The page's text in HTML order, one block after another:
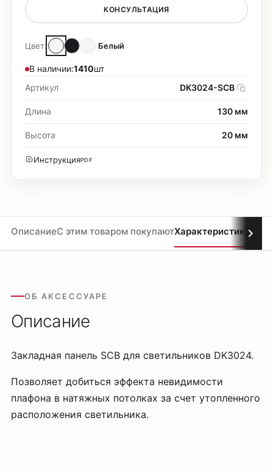
КОНСУЛЬТАЦИЯ
Цвет: Белый
В наличии:1410шт
Артикул
DK3024-SCB
Длина 130 мм
Высота 20 мм
ИнструкцияPDF
ОписаниеС этим товаром покупаютХарактеристики
ОБ АКСЕССУАРЕ
Описание
Закладная панель SCB для светильников DK3024.
Позволяет добиться эффекта невидимости
плафона в натяжных потолках за счет утопленного
расположения светильника.